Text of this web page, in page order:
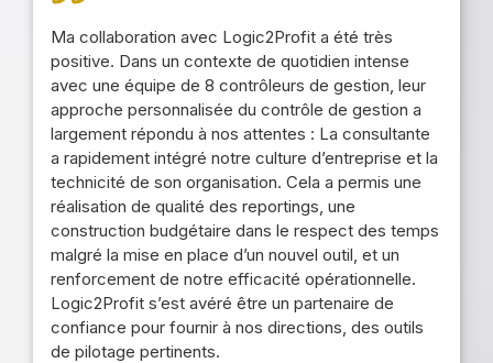
Ma collaboration avec Logic2Profit a été très
positive. Dans un contexte de quotidien intense
avec une équipe de 8 contrôleurs de gestion, leur
approche personnalisée du contrôle de gestion a
largement répondu à nos attentes : La consultante
a rapidement intégré notre culture d’entreprise et la
technicité de son organisation. Cela a permis une
réalisation de qualité des reportings, une
construction budgétaire dans le respect des temps
malgré la mise en place d’un nouvel outil, et un
renforcement de notre efficacité opérationnelle.
Logic2Profit s’est avéré être un partenaire de
confiance pour fournir à nos directions, des outils
de pilotage pertinents.